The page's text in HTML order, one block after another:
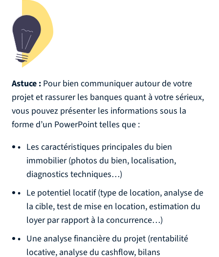
Astuce : Pour bien communiquer autour de votre
projet et rassurer les banques quant à votre sérieux,
vous pouvez présenter les informations sous la
forme d’un PowerPoint telles que :
Les caractéristiques principales du bien
immobilier (photos du bien, localisation,
diagnostics techniques…)
Le potentiel locatif (type de location, analyse de
la cible, test de mise en location, estimation du
loyer par rapport à la concurrence…)
Une analyse financière du projet (rentabilité
locative, analyse du cashflow, bilans